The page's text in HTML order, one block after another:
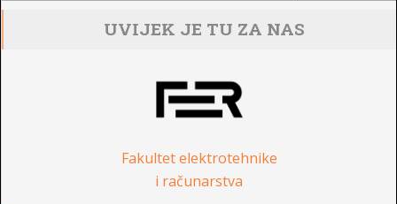
UVIJEK JE TU ZA NAS
Fakultet elektrotehnike
i računarstva